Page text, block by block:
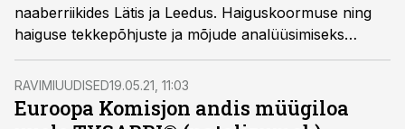
naaberriikides Lätis ja Leedus. Haiguskoormuse ning
haiguse tekkepõhjuste ja mõjude analüüsimiseks
valmib novembris Eesti Neuroloogide ja
Neurokirurgide Seltsi ning Eesti Sclerosis Multiplexi
Ühingute Liidu toel Roche selleteemaline uuring.
RAVIMIUUDISED19.05.21, 11:03
Euroopa Komisjon andis müügiloa